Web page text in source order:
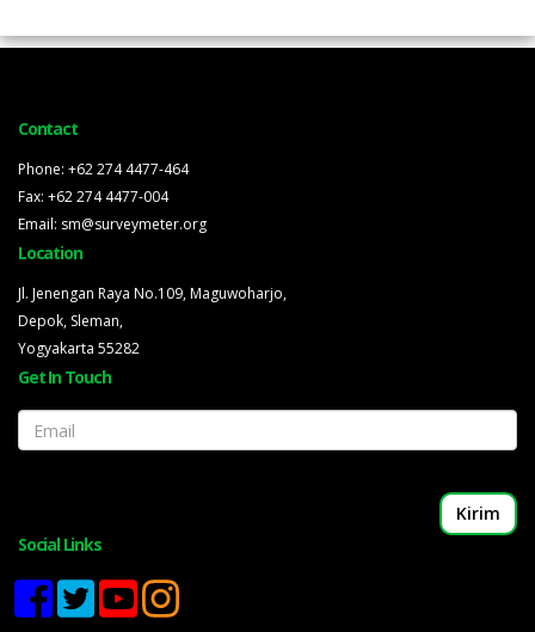
Contact
Phone: +62 274 4477-464
Fax: +62 274 4477-004
Email: sm@surveymeter.org
Location
Jl. Jenengan Raya No.109, Maguwoharjo,
Depok, Sleman,
Yogyakarta 55282
Get In Touch
Email
Social Links